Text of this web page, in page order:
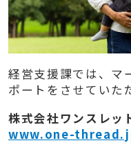
経営支援課では、マ
ポートをさせていた
株式会社ワンスレ
www.one-